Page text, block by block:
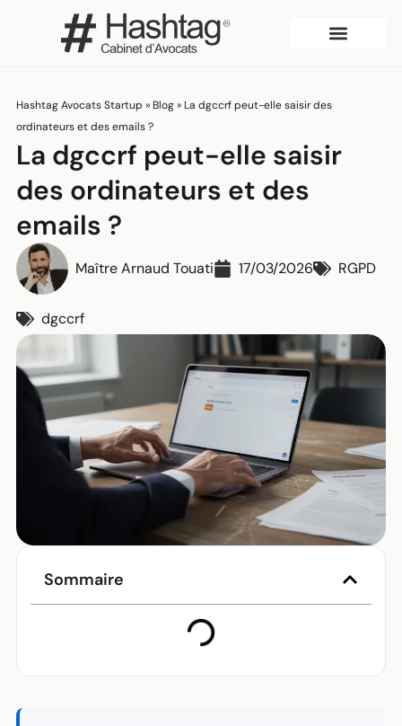
Hashtag Avocats Startup » Blog» La dgccrf peut-elle saisir des
ordinateurs et des emails ?
La dgccrf peut-elle saisir
des ordinateurs et des
emails ?
Maître Arnaud Touati 17/03/2026 RGPD
dgccrf
Sommaire